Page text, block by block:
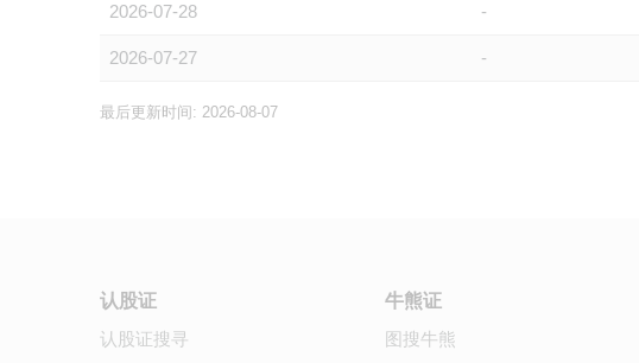
2026-07-28 -
2026-07-27 -
最后更新时间: 2026-08-07
认股证
认股证搜寻
牛熊证
图搜牛熊